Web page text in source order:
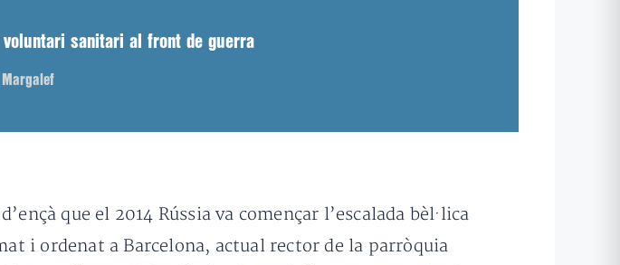
sanitari al front de guerra
que el 2014 Rússia va començar l’escalada bèl·lica
i ordenat a Barcelona, actual rector de la parròquia